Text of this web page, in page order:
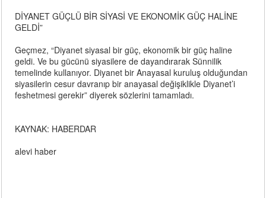
DİYANET GÜÇLÜ BİR SİYASİ VE EKONOMİK GÜÇ HALİNE
GELDİ”
Geçmez, “Diyanet siyasal bir güç, ekonomik bir güç haline
geldi. Ve bu gücünü siyasilere de dayandırarak Sünnilik
temelinde kullanıyor. Diyanet bir Anayasal kuruluş olduğundan
siyasilerin cesur davranıp bir anayasal değişiklikle Diyanet’i
feshetmesi gerekir” diyerek sözlerini tamamladı.
KAYNAK: HABERDAR
alevi haber